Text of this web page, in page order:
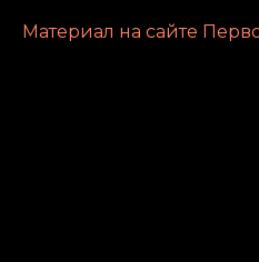
Материал на сайте